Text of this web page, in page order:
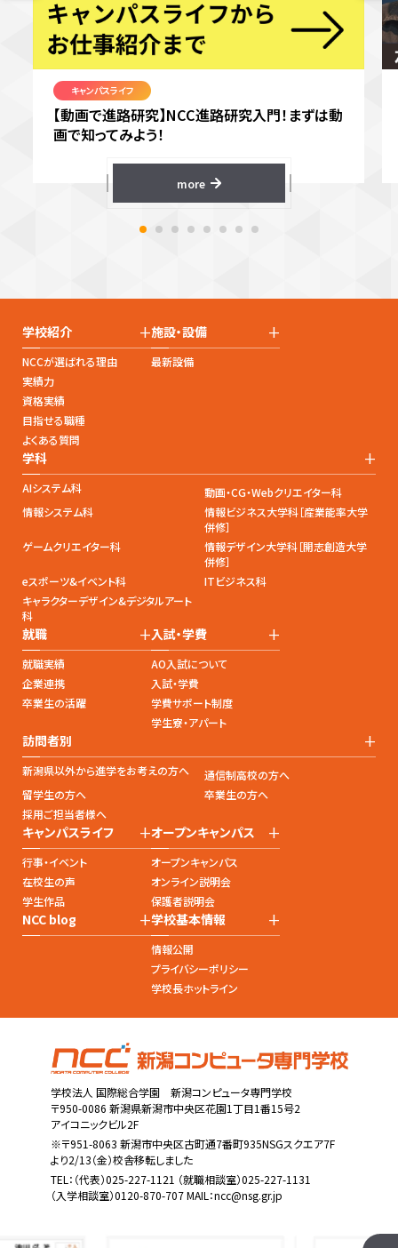
キャンパスライフ
【動画で進路研究】NCC進路研究入門！まずは動
画で知ってみよう！
more
学校紹介 +
NCCが選ばれる理由
実績力
資格実績
目指せる職種
よくある質問
施設・設備 +
最新設備
学科 +
AIシステム科
動画・CG・Webクリエイター科
情報システム科
情報ビジネス大学科［産業能率大学
併修］
ゲームクリエイター科
情報デザイン大学科［開志創造大学
併修］
eスポーツ&イベント科
ITビジネス科
キャラクターデザイン&デジタルアート
科
就職 +
就職実績
企業連携
卒業生の活躍
入試・学費 +
AO入試について
入試・学費
学費サポート制度
学生寮・アパート
訪問者別 +
新潟県以外から進学をお考えの方へ
通信制高校の方へ
留学生の方へ
卒業生の方へ
採用ご担当者様へ
キャンパスライフ +
行事・イベント
在校生の声
学生作品
オープンキャンパス +
オープンキャンパス
オンライン説明会
保護者説明会
NCC blog +学校基本情報 +
情報公開
プライバシーポリシー
学校長ホットライン
学校法人 国際総合学園 新潟コンピュータ専門学校
〒950-0086 新潟県新潟市中央区花園1丁目1番15号2
アイコニックビル2F
※〒951-8063 新潟市中央区古町通7番町935NSGスクエア7F
より2/13（金）校舎移転しました
TEL： （代表）025-227-1121 （就職相談室）025-227-1131
（入学相談室）0120-870-707 MAIL：ncc@nsg.gr.jp